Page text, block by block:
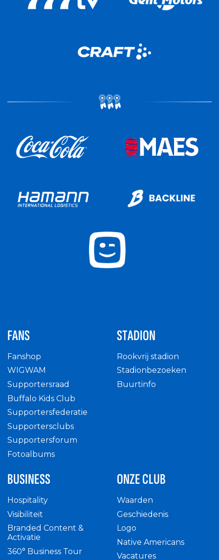
FANS
Fanshop
WIGWAM
Supportersraad
Buffalo Kids Club
Supportersfederatie
Supportersclubs
Supportersforum
Fotoalbums
STADION
Rookvrij stadion
Stadionbezoeken
Buurtinfo
BUSINESS
Hospitality
Visibiliteit
Branded Content &
Activatie
360° Business Tour
ONZE CLUB
Waarden
Geschiedenis
Logo
Native Americans
Vacatures